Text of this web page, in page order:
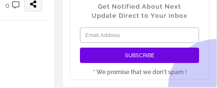
0
Get Notified About Next
Update Direct to Your inbox
* We promise that we don't spam !